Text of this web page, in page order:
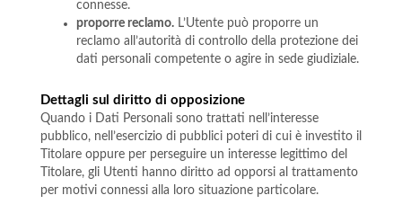
connesse.
proporre reclamo.L’Utente può proporre un
reclamo all’autorità di controllo della protezione dei
dati personali competente o agire in sede giudiziale.
Dettagli sul diritto di opposizione
Quando i Dati Personali sono trattati nell’interesse
pubblico, nell’esercizio di pubblici poteri di cui è investito il
Titolare oppure per perseguire un interesse legittimo del
Titolare, gli Utenti hanno diritto ad opporsi al trattamento
per motivi connessi alla loro situazione particolare.